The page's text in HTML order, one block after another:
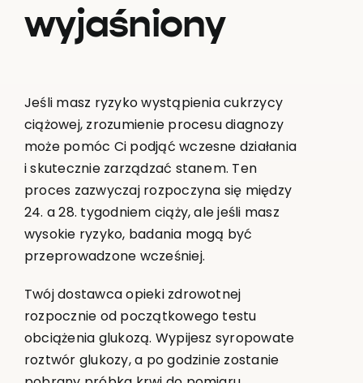
wyjaśniony
Jeśli masz ryzyko wystąpienia cukrzycy
ciążowej, zrozumienie procesu diagnozy
może pomóc Ci podjąć wczesne działania
i skutecznie zarządzać stanem. Ten
proces zazwyczaj rozpoczyna się między
24. a 28. tygodniem ciąży, ale jeśli masz
wysokie ryzyko, badania mogą być
przeprowadzone wcześniej.
Twój dostawca opieki zdrowotnej
rozpocznie od początkowego testu
obciążenia glukozą. Wypijesz syropowate
roztwór glukozy, a po godzinie zostanie